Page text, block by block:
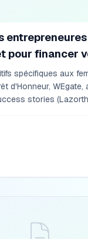
pour financer
spécifiques aux
d'Honneur, WEgate,
stories
BTP) et